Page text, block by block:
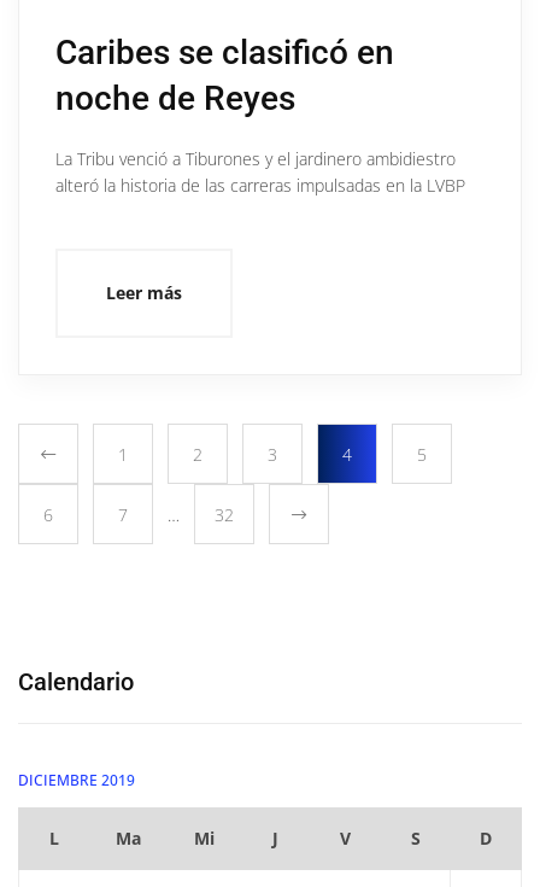
Caribes se clasificó en
noche de Reyes
La Tribu venció a Tiburones y el jardinero ambidiestro
alteró la historia de las carreras impulsadas en la LVBP
Leer más
1 2 3 4 5
6 7 … 32
Calendario
DICIEMBRE 2019
L Ma Mi J V S D